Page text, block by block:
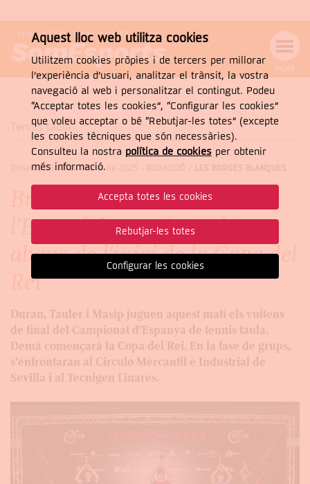
NAVEGACIÓ
MENÚ
Cercar
CERCAR
Tennis taula
Dimarts, 25 de de febrer de 2025 LES BORGES BLANQUES
Bronze de Cesc Carrera a
l'Estatal de tennis taula,
abans de l'inici de la Copa del
Rei
Duran, Tauler i Masip juguen aquest matí els vuitens
de final del Campionat d’Espanya de tennis taula.
Demà començarà la Copa del Rei. En la fase de grups,
s'enfrontaran al Circulo Mercantil e Industrial de
Sevilla i al Tecnigen Linares.
Aquest lloc web utilitza cookies
Utilitzem cookies pròpies i de tercers per millorar
l’experiència d’usuari, analitzar el trànsit, la vostra
navegació al web i personalitzar el contingut. Podeu
“Acceptar totes les cookies”, “Configurar les cookies”
que voleu acceptar o bé “Rebutjar-les totes” (excepte
les cookies tècniques que són necessàries).
Consulteu la nostra política de cookiesper obtenir
més informació.
Accepta totes les cookies
Rebutjar-les totes
Configurar les cookies